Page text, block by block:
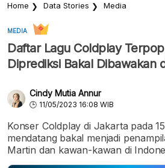
Home Data Stories Media
MEDIA
Daftar Lagu Coldplay
Diprediksi Bakal Dibawakan
Cindy Mutia Annur
11/05/2023 16:08 WIB
Konser Coldplay di Jakarta pada
mendatang bakal menjadi
Martin dan kawan-kawan di